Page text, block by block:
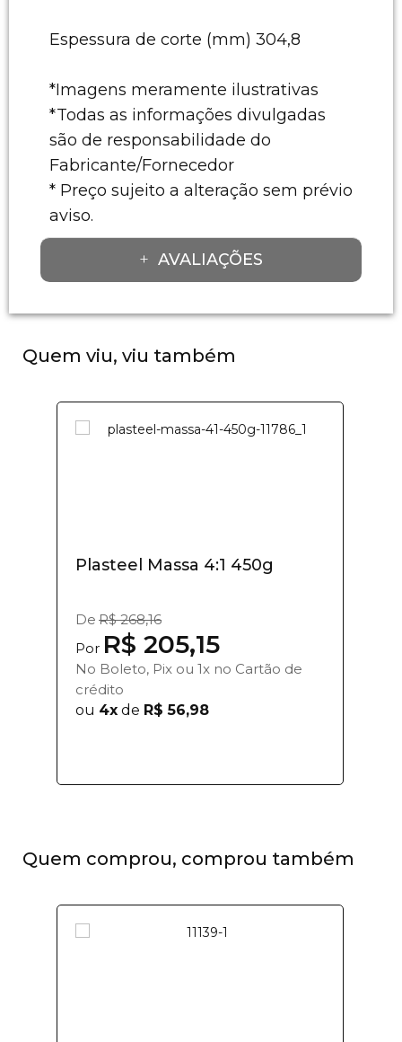
Espessura de corte (mm) 304,8
*Imagens meramente ilustrativas
*Todas as informações divulgadas
são de responsabilidade do
Fabricante/Fornecedor
* Preço sujeito a alteração sem prévio
aviso.
AVALIAÇÕES
Quem viu, viu também
Plasteel Massa 4:1 450g
De R$ 268,16
Por R$ 205,15
No Boleto, Pix ou 1x no Cartão de
crédito
ou 4x de R$ 56,98
Quem comprou, comprou também